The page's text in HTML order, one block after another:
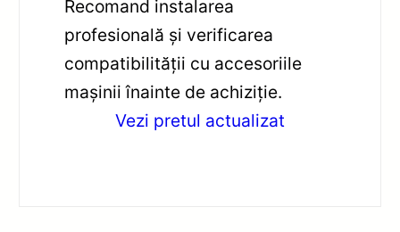
Recomand instalarea
profesională și verificarea
compatibilității cu accesoriile
mașinii înainte de achiziție.
Vezi pretul actualizat